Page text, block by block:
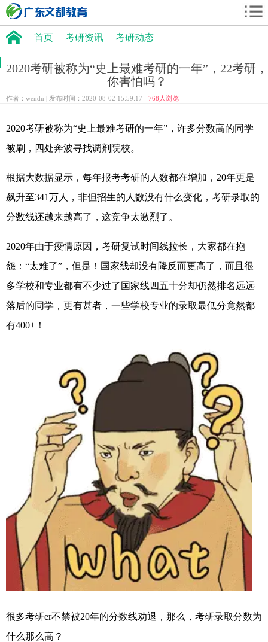
首页 考研资讯 考研动态
2020考研被称为“史上最难考研的一年”，22考研，
你害怕吗？
作者：wendu | 发布时间：2020-08-02 15:59:17 768 人浏览
2020考研被称为“史上最难考研的一年”，许多分数高的同学
被刷，四处奔波寻找调剂院校。
根据大数据显示，每年报考考研的人数都在增加，20年更是
飙升至341万人，非但招生的人数没有什么变化，考研录取的
分数线还越来越高了，这竞争太激烈了。
2020年由于疫情原因，考研复试时间线拉长，大家都在抱
怨：“太难了”，但是！国家线却没有降反而更高了，而且很
多学校和专业都有不少过了国家线四五十分却仍然排名远远
落后的同学，更有甚者，一些学校专业的录取最低分竟然都
有400+！
很多考研er不禁被20年的分数线劝退，那么，考研录取分数为
什么那么高？